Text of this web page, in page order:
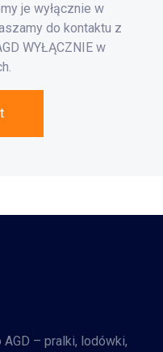
je wyłącznie w
do kontaktu z
WYŁĄCZNIE w
– pralki, lodówki,